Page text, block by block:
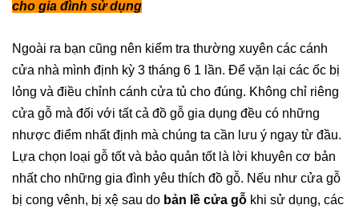
cho gia đình sử dụng
Ngoài ra bạn cũng nên kiểm tra thường xuyên cáс cánh
cửa nhà mình định kỳ 3 tháng 6 1 lần. Để vặn lạі các ốc bị
lỏng và điều chỉnh cánh cửa tủ cho đúng. Không chỉ riêng
cửa gỗ mà đối với tất cả đồ gỗ gia dụng đều có những
nhược điểm nhất định mà chúng ta cần lưu ý ngay từ đầu.
Lựa chọn loại gỗ tốt và bảo quản tốt là lời khuyên cơ bản
nhất cho những gia đình yêu thích đồ gỗ. Nếu như cửa gỗ
bị cong vênh, bị xệ sau do bản lề cửa gỗ khi sử dụng, các